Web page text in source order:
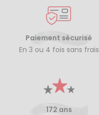
Paiement sécurisé
En 3 ou 4 fois sans frais
172 ans